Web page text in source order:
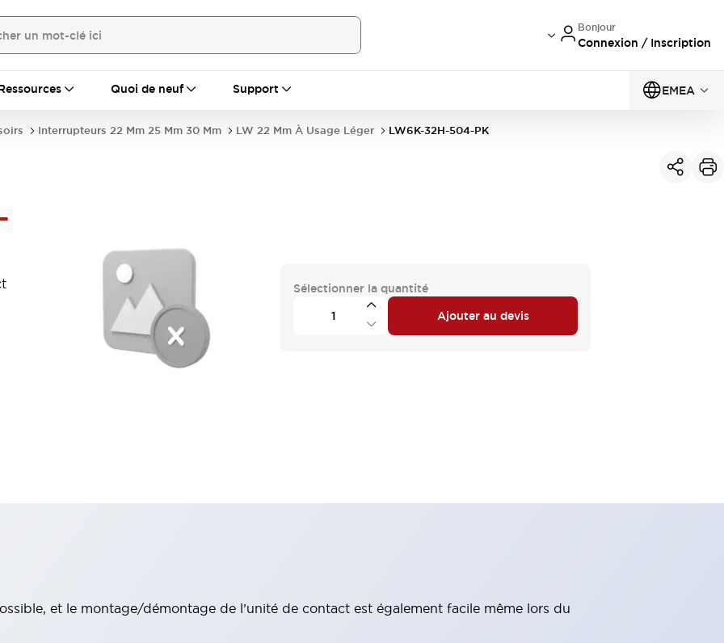
Bonjour
Connexion / Inscription
Quoi de neuf Support EMEA
Interrupteurs 22 Mm 25 Mm 30 Mm LW 22 Mm À Usage Léger LW6K-32H-504-PK
Sélectionner la quantité
Ajouter au devis
et le montage/démontage de l’unité de contact est également facile même lors du